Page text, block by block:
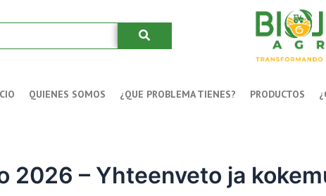
Buscar
QUIENES SOMOS ¿QUE PROBLEMA TIENES? PRODUCTOS
2026 – Yhteenveto ja